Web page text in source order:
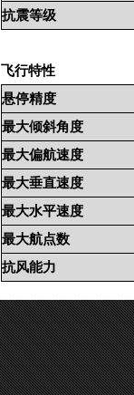
抗震等级
飞行特性
悬停精度
最大倾斜角度
最大偏航速度
最大垂直速度
最大水平速度
最大航点数
抗风能力